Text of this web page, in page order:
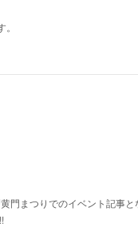
門まつりでのイベント記事と